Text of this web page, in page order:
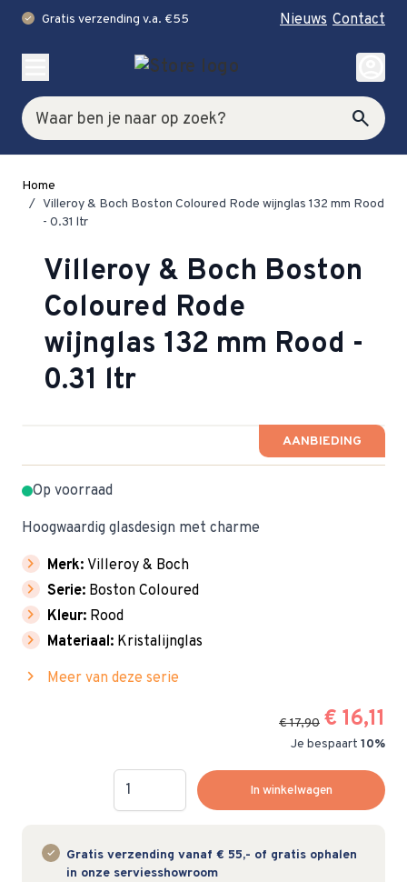
check Gratis verzending v.a. €55 Nieuws Contact
Zoek search
account_circle
Home
/ Villeroy & Boch Boston Coloured Rode wijnglas 132 mm Rood
- 0.31 ltr
Villeroy & Boch Boston
Coloured Rode
wijnglas 132 mm Rood -
0.31 ltr
AANBIEDING
Op voorraad
Hoogwaardig glasdesign met charme
chevron_right Merk: Villeroy & Boch
chevron_right Serie: Boston Coloured
chevron_right Kleur: Rood
chevron_right Materiaal: Kristalijnglas
chevron_right Meer van deze serie
€ 17,90 € 16,11
Je bespaart 10%
Hoeveelheid
In winkelwagen
Gratis verzending vanaf € 55,- of gratis ophalen
in onze serviesshowroom